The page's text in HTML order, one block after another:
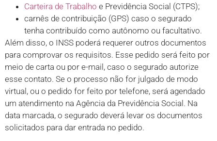
Carteira de Trabalho e Previdência Social (CTPS);
carnês de contribuição (GPS) caso o segurado
tenha contribuído como autônomo ou facultativo.
Além disso, o INSS poderá requerer outros documentos
para comprovar os requisitos. Esse pedido será feito por
meio de carta ou por e-mail, caso o segurado autorize
esse contato. Se o processo não for julgado de modo
virtual, ou o pedido for feito por telefone, será agendado
um atendimento na Agência da Previdência Social. Na
data marcada, o segurado deverá levar os documentos
solicitados para dar entrada no pedido.